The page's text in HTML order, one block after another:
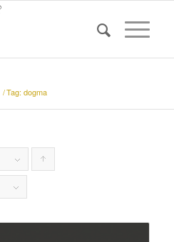
/Tag: dogma